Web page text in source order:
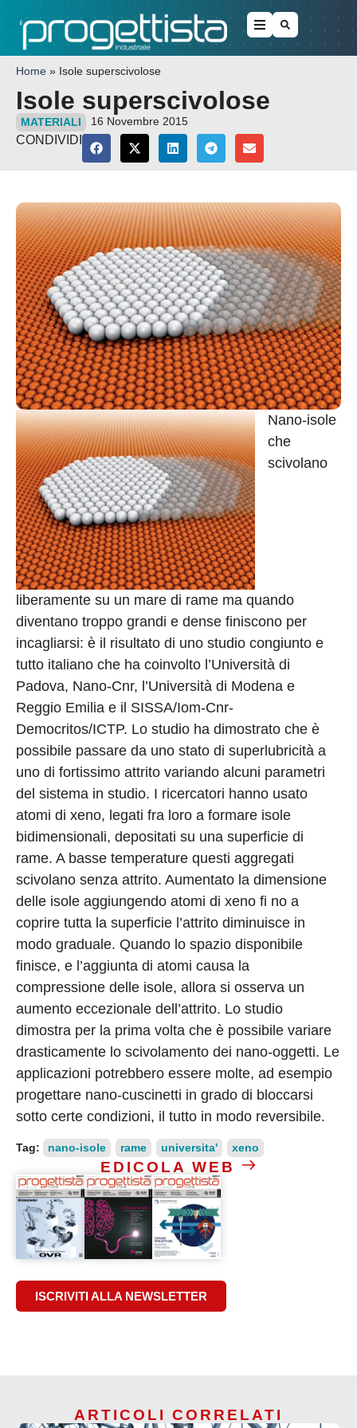
Home » Isole superscivolose
Isole superscivolose
MATERIALI 16 Novembre 2015
CONDIVIDI
Nano-isole
che
scivolano
liberamente su un mare di rame ma quando
diventano troppo grandi e dense finiscono per
incagliarsi: è il risultato di uno studio congiunto e
tutto italiano che ha coinvolto l’Università di
Padova, Nano-Cnr, l’Università di Modena e
Reggio Emilia e il SISSA/Iom-Cnr-
Democritos/ICTP. Lo studio ha dimostrato che è
possibile passare da uno stato di superlubricità a
uno di fortissimo attrito variando alcuni parametri
del sistema in studio. I ricercatori hanno usato
atomi di xeno, legati fra loro a formare isole
bidimensionali, depositati su una superficie di
rame. A basse temperature questi aggregati
scivolano senza attrito. Aumentato la dimensione
delle isole aggiungendo atomi di xeno fi no a
coprire tutta la superficie l’attrito diminuisce in
modo graduale. Quando lo spazio disponibile
finisce, e l’aggiunta di atomi causa la
compressione delle isole, allora si osserva un
aumento eccezionale dell’attrito. Lo studio
dimostra per la prima volta che è possibile variare
drasticamente lo scivolamento dei nano-oggetti. Le
applicazioni potrebbero essere molte, ad esempio
progettare nano-cuscinetti in grado di bloccarsi
sotto certe condizioni, il tutto in modo reversibile.
Tag: nano-isole rame universita' xeno
EDICOLA WEB
ISCRIVITI ALLA NEWSLETTER
ARTICOLI CORRELATI